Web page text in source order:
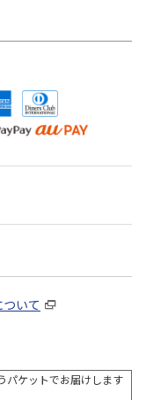
いて
パケットでお届けします